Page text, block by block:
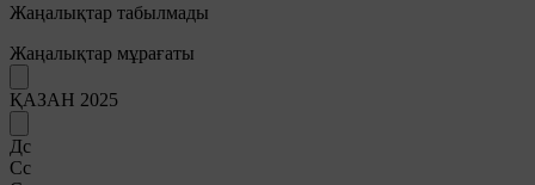
Жаңалықтар табылмады
Жаңалықтар мұрағаты
ҚАЗАН 2025
Дс
Сс